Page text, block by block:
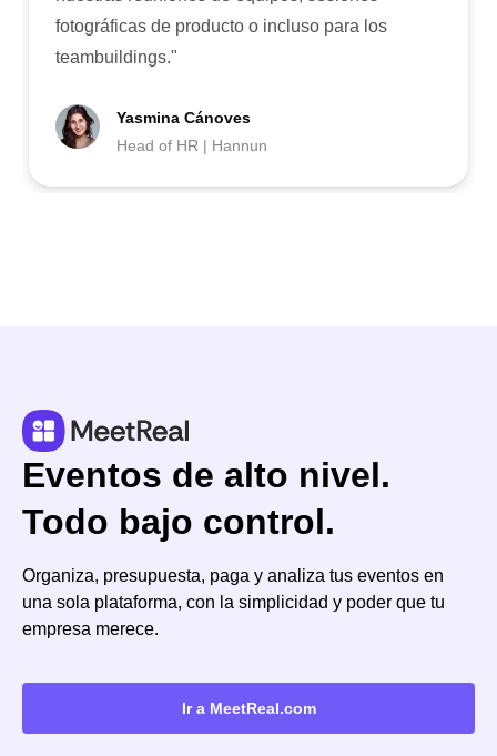
de producto o incluso para los
"
Yasmina Cánoves
Head of HR | Hannun
Eventos de alto nivel.
Todo bajo control.
Organiza, presupuesta, paga y analiza tus eventos en
una sola plataforma, con la simplicidad y poder que tu
empresa merece.
Ir a MeetReal.com